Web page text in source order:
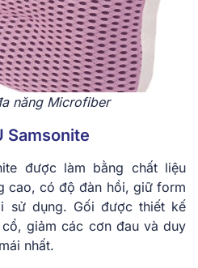
năng Microfiber
Samsonite
được làm bằng chất liệu
cao, có độ đàn hồi, giữ form
sử dụng. Gối được thiết kế
giảm các cơn đau và duy
nhất.